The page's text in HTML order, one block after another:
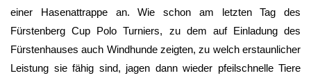
einer Hasenattrappe an. Wie schon am letzten Tag des
Fürstenberg Cup Polo Turniers, zu dem auf Einladung des
Fürstenhauses auch Windhunde zeigten, zu welch erstaunlicher
Leistung sie fähig sind, jagen dann wieder pfeilschnelle Tiere